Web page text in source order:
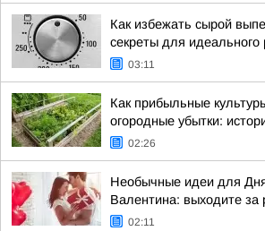
Как избежать сырой
секреты для идеального
03:11
Как прибыльные
огородные убытки:
02:26
Необычные идеи для
Валентина: выходите за
02:11